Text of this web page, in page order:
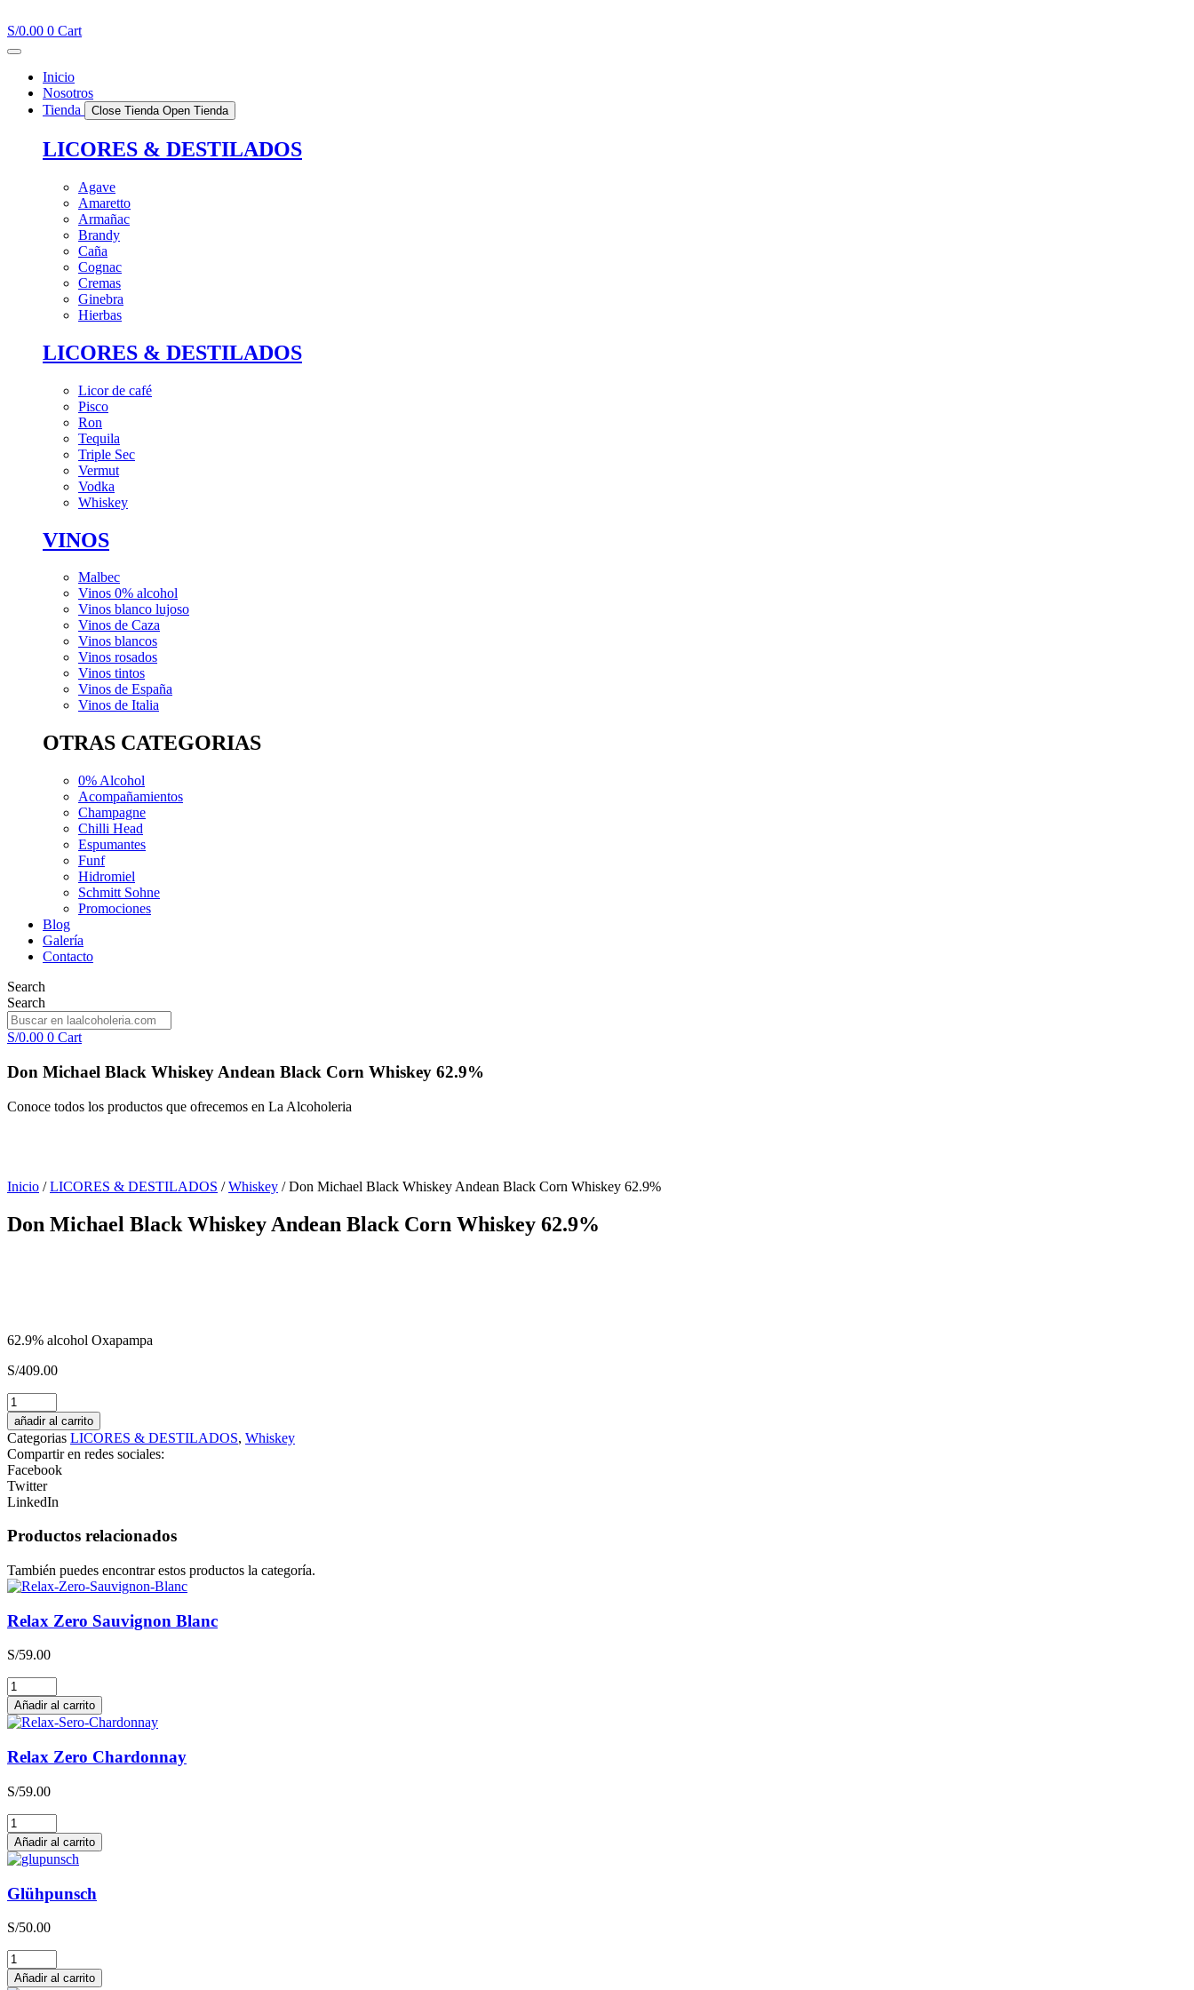
al
contenido
S/0.00 0 Cart
Inicio
Nosotros
Tienda
Close Tienda Open Tienda
LICORES & DESTILADOS
Agave
Amaretto
Armañac
Brandy
Caña
Cognac
Cremas
Ginebra
Hierbas
LICORES & DESTILADOS
Licor de café
Pisco
Ron
Tequila
Triple Sec
Vermut
Vodka
Whiskey
VINOS
Malbec
Vinos 0% alcohol
Vinos blanco lujoso
Vinos de Caza
Vinos blancos
Vinos rosados
Vinos tintos
Vinos de España
Vinos de Italia
OTRAS CATEGORIAS
0% Alcohol
Acompañamientos
Champagne
Chilli Head
Espumantes
Funf
Hidromiel
Schmitt Sohne
Promociones
Blog
Galería
Contacto
Search
Search
S/0.00 0 Cart
Don Michael Black Whiskey Andean Black Corn Whiskey 62.9%
Conoce todos los productos que ofrecemos en La Alcoholeria
Inicio /LICORES & DESTILADOS /Whiskey / Don Michael Black Whiskey Andean Black Corn Whiskey 62.9%
Don Michael Black Whiskey Andean Black Corn Whiskey 62.9%
62.9% alcohol Oxapampa
S/409.00
Finca
Rotondo
2022
Malbec
Merlot
Cabernet
Sauvignon
cantidad
añadir al carrito
Categorias LICORES & DESTILADOS, Whiskey
Compartir en redes sociales:
Facebook
Twitter
LinkedIn
Productos relacionados
También puedes encontrar estos productos la categoría.
Relax Zero Sauvignon Blanc
S/59.00
Relax
Zero
Sauvignon
Blanc
cantidad
Añadir al carrito
Relax Zero Chardonnay
S/59.00
Relax
Zero
Chardonnay
cantidad
Añadir al carrito
Glühpunsch
S/50.00
Glühpunsch
cantidad
Añadir al carrito